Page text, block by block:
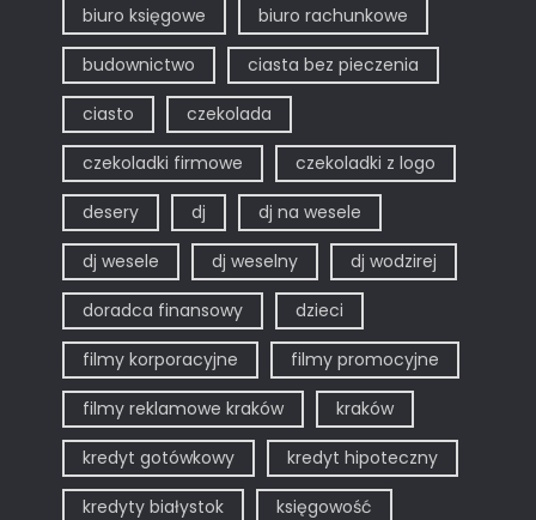
biuro księgowe biuro rachunkowe
budownictwo ciasta bez pieczenia
ciasto czekolada
czekoladki firmowe czekoladki z logo
desery dj dj na wesele
dj wesele dj weselny dj wodzirej
doradca finansowy dzieci
filmy korporacyjne filmy promocyjne
filmy reklamowe kraków kraków
kredyt gotówkowy kredyt hipoteczny
kredyty białystok księgowość